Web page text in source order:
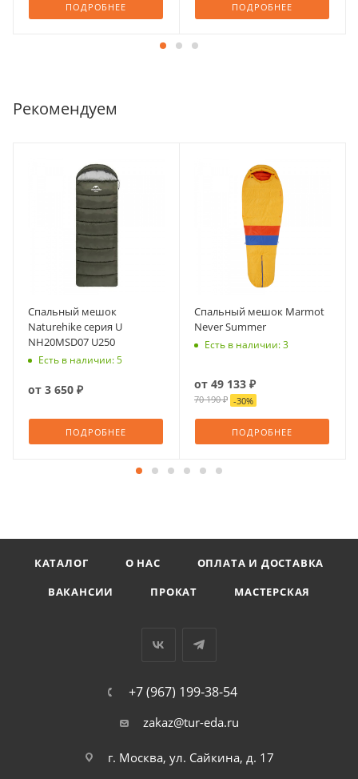
ПОДРОБНЕЕ ПОДРОБНЕЕ
Рекомендуем
Спальный мешок
Naturehike серия U
NH20MSD07 U250
Есть в наличии: 5
от 3 650 ₽
ПОДРОБНЕЕ
Спальный мешок Marmot
Never Summer
Есть в наличии: 3
от 49 133 ₽
70 190 ₽ -30%
ПОДРОБНЕЕ
КАТАЛОГ О НАС
ОПЛАТА И ДОСТАВКА
ВАКАНСИИ
ПРОКАТ МАСТЕРСКАЯ
+7 (967) 199-38-54
zakaz@tur-eda.ru
г. Москва, ул. Сайкина, д. 17